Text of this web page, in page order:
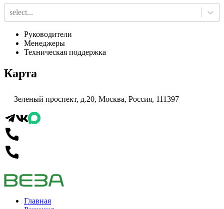
select...
Руководители
Менеджеры
Техническая поддержка
Карта
Зеленый проспект, д.20, Москва, Россия, 111397
Главная